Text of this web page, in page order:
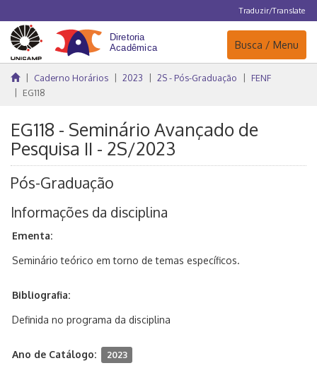
Traduzir/Translate
Navegação
Busca / Menu
Caderno Horários 2023 2S - Pós-Graduação
FENF
EG118
EG118 - Seminário Avançado de
Pesquisa II - 2S/2023
Pós-Graduação
Informações da disciplina
Ementa:
Seminário teórico em torno de temas específicos.
Bibliografia:
Definida no programa da disciplina
Ano de Catálogo: 2023